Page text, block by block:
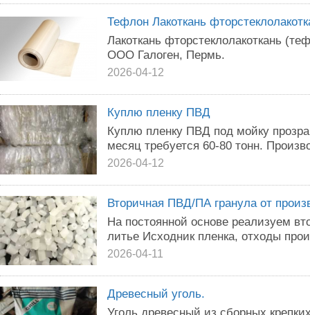
Тефлон Лакоткань
Лакоткань фторстеклолакоткань
ООО Галоген, Пермь.
2026-04-12
Куплю пленку ПВД
Куплю пленку ПВД под мойку
месяц требуется 60-80 тонн.
2026-04-12
Вторичная ПВД/ПА гранула от
На постоянной основе реализуем
литье Исходник пленка, отходы
2026-04-11
Древесный уголь.
Уголь древесный из сборных